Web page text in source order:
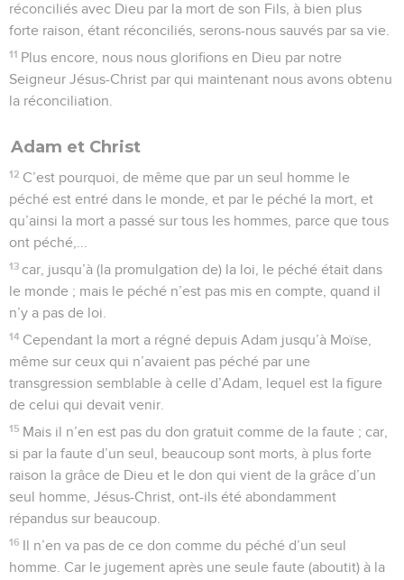
réconciliés avec Dieu par la mort de son Fils, à bien plus
forte raison, étant réconciliés, serons-nous sauvés par sa vie.
11 Plus encore, nous nous glorifions en Dieu par notre
Seigneur Jésus-Christ par qui maintenant nous avons obtenu
la réconciliation.
Adam et Christ
12 C’est pourquoi, de même que par un seul homme le
péché est entré dans le monde, et par le péché la mort, et
qu’ainsi la mort a passé sur tous les hommes, parce que tous
ont péché,...
13 car, jusqu’à (la promulgation de) la loi, le péché était dans
le monde ; mais le péché n’est pas mis en compte, quand il
n’y a pas de loi.
14 Cependant la mort a régné depuis Adam jusqu’à Moïse,
même sur ceux qui n’avaient pas péché par une
transgression semblable à celle d’Adam, lequel est la figure
de celui qui devait venir.
15 Mais il n’en est pas du don gratuit comme de la faute ; car,
si par la faute d’un seul, beaucoup sont morts, à plus forte
raison la grâce de Dieu et le don qui vient de la grâce d’un
seul homme, Jésus-Christ, ont-ils été abondamment
répandus sur beaucoup.
16 Il n’en va pas de ce don comme du péché d’un seul
homme. Car le jugement après une seule faute (aboutit) à la